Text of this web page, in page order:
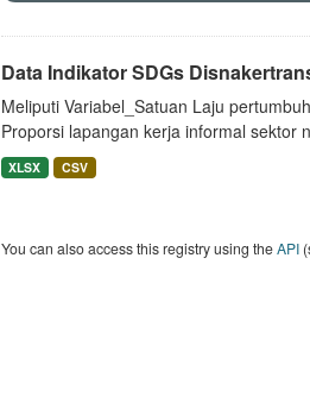
Data Indikator SDGs
Meliputi Variabel_Satuan Laju
Proporsi lapangan kerja informal sektor
XLSX CSV
You can also access this registry using theAPI